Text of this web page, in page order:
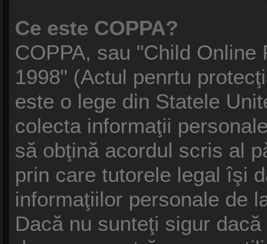
Ce este COPPA?
COPPA, sau "Child
1998" (Actul penrtu
este o lege din Statele
colecta informaţii
să obţină acordul scris al
prin care tutorele legal îşi
informaţiilor personale de
Dacă nu sunteţi sigur